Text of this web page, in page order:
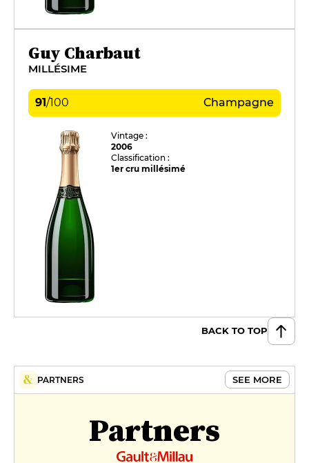
Guy Charbaut
MILLÉSIME
91/100 Champagne
Vintage :
2006
Classification :
1er cru millésimé
BACK TO TOP
PARTNERS SEE MORE
Partners